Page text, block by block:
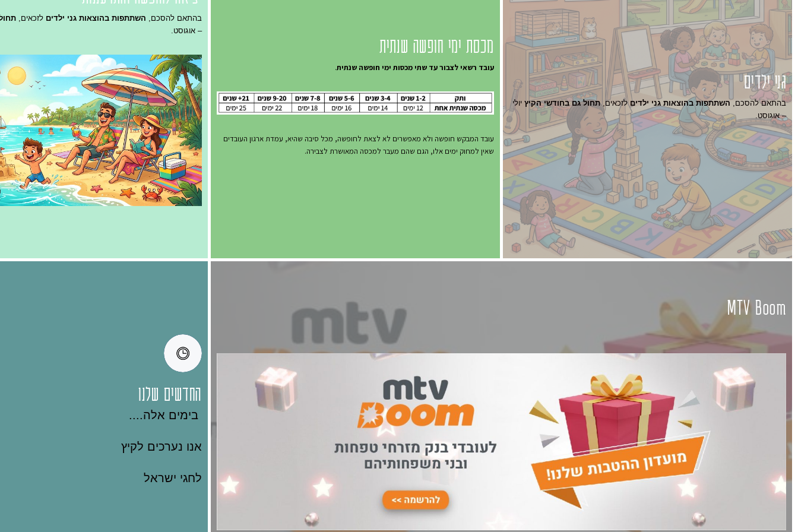
גני ילדים
בהתאם להסכם, השתתפות בהוצאות גני ילדים לזכאים,תחול גם בחודשי הקיץ יולי
– אוגוסט.
מכסת ימי חופשה שנתית
עובד רשאי לצבור עד שתי מכסות ימי חופשה שנתית.
עובד המבקש חופשה ולא מאפשרים לא לצאת לחופשה, מכל סיבה שהיא, עמדת ארגון העובדים
שאין למחוק ימים אלו, הגם שהם מעבר למכסה המאושרת לצבירה.
בהתאם להסכם, השתתפות בהוצאות גני ילדים לזכאים,
– אוגוסט.
MTV Boom
החדשים שלנו
בימים אלה....
אנו נערכים לקיץ
לחגי ישראל